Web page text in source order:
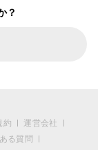
？
約
運営会社
る質問